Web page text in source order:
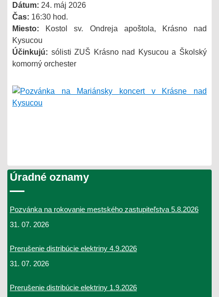
Dátum: 24. máj 2026
Čas: 16:30 hod.
Miesto: Kostol sv. Ondreja apoštola, Krásno nad
Kysucou
Účinkujú: sólisti ZUŠ Krásno nad Kysucou a Školský
komorný orchester
Úradné oznamy
Pozvánka na rokovanie mestského zastupiteľstva 5.8.2026
31. 07. 2026
Prerušenie distribúcie elektriny 4.9.2026
31. 07. 2026
Prerušenie distribúcie elektriny 1.9.2026